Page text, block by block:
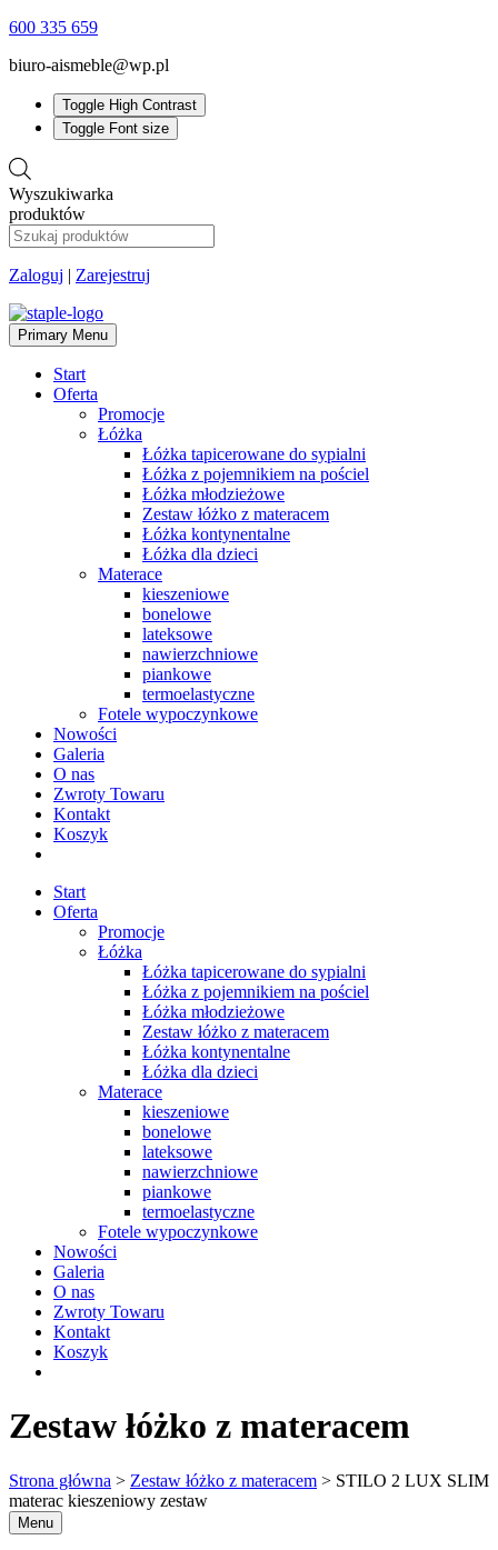
600 335 659
biuro-aismeble@wp.pl
Toggle High Contrast
Toggle Font size
Wyszukiwarka
produktów
Zaloguj | Zarejestruj
Primary Menu
Start
Oferta
Promocje
Łóżka
Łóżka tapicerowane do sypialni
Łóżka z pojemnikiem na pościel
Łóżka młodzieżowe
Zestaw łóżko z materacem
Łóżka kontynentalne
Łóżka dla dzieci
Materace
kieszeniowe
bonelowe
lateksowe
nawierzchniowe
piankowe
termoelastyczne
Fotele wypoczynkowe
Nowości
Galeria
O nas
Zwroty Towaru
Kontakt
Koszyk
Start
Oferta
Promocje
Łóżka
Łóżka tapicerowane do sypialni
Łóżka z pojemnikiem na pościel
Łóżka młodzieżowe
Zestaw łóżko z materacem
Łóżka kontynentalne
Łóżka dla dzieci
Materace
kieszeniowe
bonelowe
lateksowe
nawierzchniowe
piankowe
termoelastyczne
Fotele wypoczynkowe
Nowości
Galeria
O nas
Zwroty Towaru
Kontakt
Koszyk
Zestaw łóżko z materacem
Strona główna > Zestaw łóżko z materacem > STILO 2 LUX SLIM
materac kieszeniowy zestaw
Menu